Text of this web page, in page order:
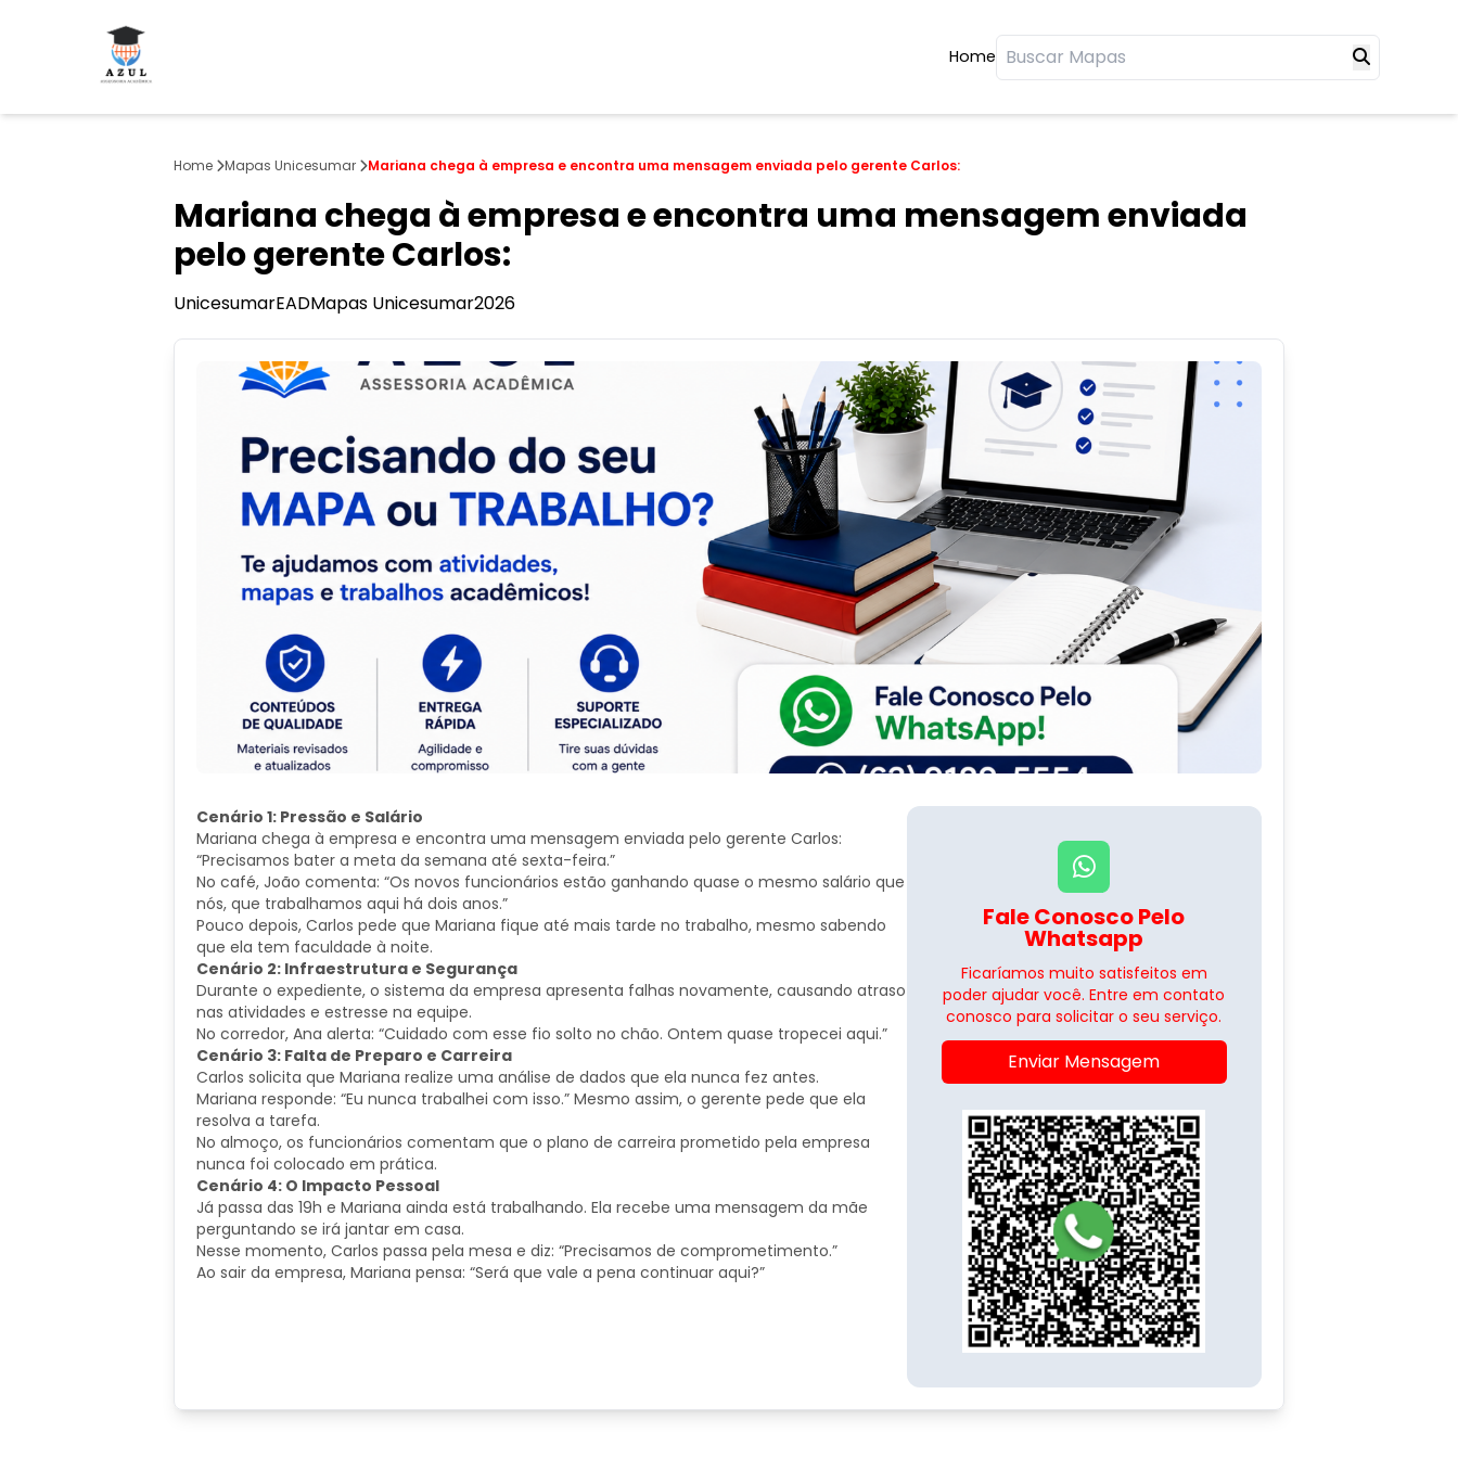
Home
Home Mapas Unicesumar Mariana chega à empresa e encontra uma mensagem enviada pelo gerente Carlos:
Mariana chega à empresa e encontra uma mensagem enviada
pelo gerente Carlos:
UnicesumarEADMapas Unicesumar2026
Cenário 1: Pressão e Salário
Mariana chega à empresa e encontra uma mensagem enviada pelo gerente Carlos:
“Precisamos bater a meta da semana até sexta-feira.”
No café, João comenta: “Os novos funcionários estão ganhando quase o mesmo salário que
nós, que trabalhamos aqui há dois anos.”
Pouco depois, Carlos pede que Mariana fique até mais tarde no trabalho, mesmo sabendo
que ela tem faculdade à noite.
Cenário 2: Infraestrutura e Segurança
Durante o expediente, o sistema da empresa apresenta falhas novamente, causando atraso
nas atividades e estresse na equipe.
No corredor, Ana alerta: “Cuidado com esse fio solto no chão. Ontem quase tropecei aqui.”
Cenário 3: Falta de Preparo e Carreira
Carlos solicita que Mariana realize uma análise de dados que ela nunca fez antes.
Mariana responde: “Eu nunca trabalhei com isso.” Mesmo assim, o gerente pede que ela
resolva a tarefa.
No almoço, os funcionários comentam que o plano de carreira prometido pela empresa
nunca foi colocado em prática.
Cenário 4: O Impacto Pessoal
Já passa das 19h e Mariana ainda está trabalhando. Ela recebe uma mensagem da mãe
perguntando se irá jantar em casa.
Nesse momento, Carlos passa pela mesa e diz: “Precisamos de comprometimento.”
Ao sair da empresa, Mariana pensa: “Será que vale a pena continuar aqui?”
Fale Conosco Pelo
Whatsapp
Ficaríamos muito satisfeitos em
poder ajudar você. Entre em contato
conosco para solicitar o seu serviço.
Enviar Mensagem